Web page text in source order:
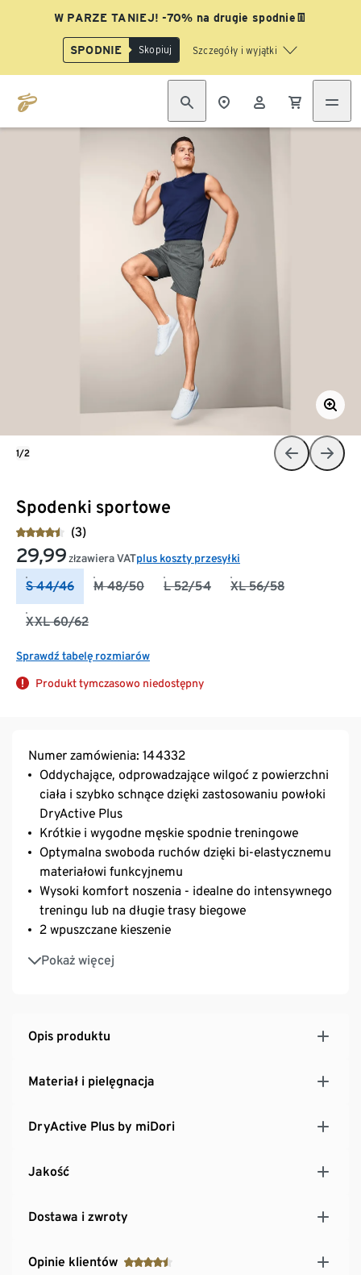
W PARZE TANIEJ! -70% na drugie spodnie👖
SPODNIE Skopiuj Szczegóły i wyjątki
Spodenki sportowe
(3)
29,99 złzawiera VATplus koszty przesyłki
S 44/46 M 48/50 L 52/54 XL 56/58
XXL 60/62
Sprawdź tabelę rozmiarów
Produkt tymczasowo niedostępny
1/2
Numer zamówienia: 144332
Oddychające, odprowadzające wilgoć z powierzchni
ciała i szybko schnące dzięki zastosowaniu powłoki
DryActive Plus
Krótkie i wygodne męskie spodnie treningowe
Optymalna swoboda ruchów dzięki bi-elastycznemu
materiałowi funkcyjnemu
Wysoki komfort noszenia - idealne do intensywnego
treningu lub na długie trasy biegowe
2 wpuszczane kieszenie
Pokaż więcej
Wewnętrzny sznurek ściągający i troczki do
zawiązania
Opis produktu
Materiał i pielęgnacja
DryActive Plus by miDori
Jakość
Dostawa i zwroty
Opinie klientów